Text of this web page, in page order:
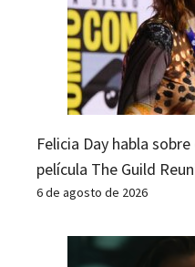
Felicia Day habla
película The Guild
6 de agosto de 2026